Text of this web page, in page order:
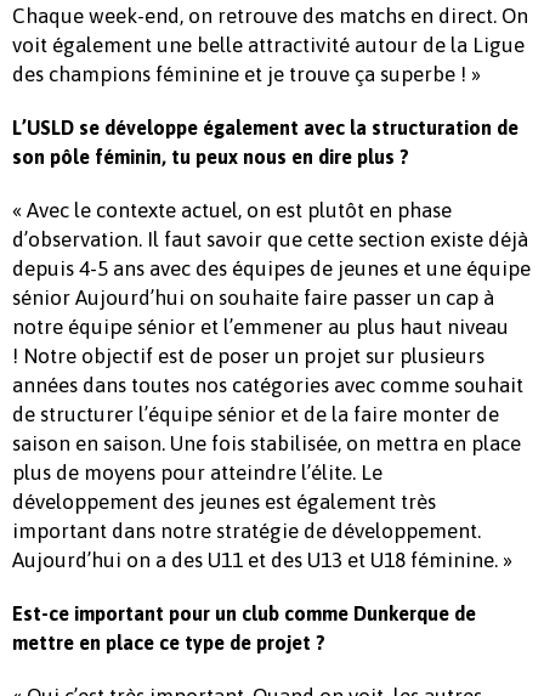
Chaque week-end, on retrouve des matchs en direct. On
voit également une belle attractivité autour de la Ligue
des champions féminine et je trouve ça superbe ! »
L’USLD se développe également avec la structuration de
son pôle féminin, tu peux nous en dire plus ?
« Avec le contexte actuel, on est plutôt en phase
d’observation. Il faut savoir que cette section existe déjà
depuis 4-5 ans avec des équipes de jeunes et une équipe
sénior Aujourd’hui on souhaite faire passer un cap à
notre équipe sénior et l’emmener au plus haut niveau
! Notre objectif est de poser un projet sur plusieurs
années dans toutes nos catégories avec comme souhait
de structurer l’équipe sénior et de la faire monter de
saison en saison. Une fois stabilisée, on mettra en place
plus de moyens pour atteindre l’élite. Le
développement des jeunes est également très
important dans notre stratégie de développement.
Aujourd’hui on a des U11 et des U13 et U18 féminine. »
Est-ce important pour un club comme Dunkerque de
mettre en place ce type de projet ?